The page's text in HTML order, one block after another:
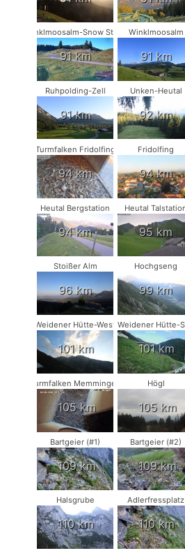
Winklmoosalm-Snow Stake
91 km
Winklmoosalm
91 km
Ruhpolding-Zell
91 km
Unken-Heutal
92 km
Turmfalken Fridolfing
94 km
Fridolfing
94 km
Heutal Bergstation
94 km
Heutal
95 km
Stoißer Alm
96 km
Hochgseng
99 km
Weidener Hütte-West
101 km
Weidener Hütte-
101 km
Turmfalken Memmingen
105 km
Högl
105 km
Bartgeier (#1)
109 km
Bartgeier (#2)
109 km
Halsgrube
110 km
Adlerfressplatz
110 km